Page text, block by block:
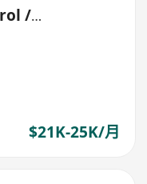
/
$21K-25K/月